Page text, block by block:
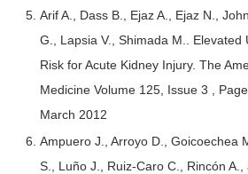
Arif A., Dass B., Ejaz A., Ejaz N.,
G., Lapsia V., Shimada M.. Elevated
Risk for Acute Kidney Injury. The
Medicine Volume 125, Issue 3 ,
March 2012
Ampuero J., Arroyo D., Goicoechea
S., Luño J., Ruiz-Caro C., Rincón